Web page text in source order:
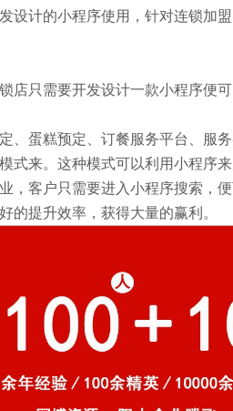
设计的小程序使用，针对连锁加
店只需要开发设计一款小程序便
蛋糕预定、订餐服务平台、服
式来。这种模式可以利用小程序来
客户只需要进入小程序搜索，便
的提升效率，获得大量的赢利。